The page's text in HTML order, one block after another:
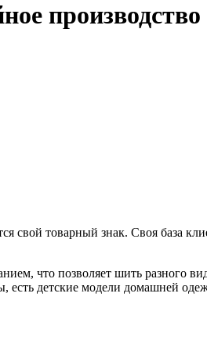
свой товaрный знaк. Своя база
что позволяет шить разного
есть детские модели домашней